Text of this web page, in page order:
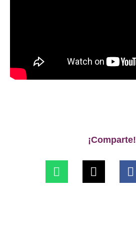
¡Comparte!